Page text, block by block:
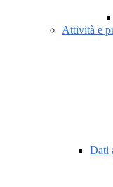
Attività e
Dati